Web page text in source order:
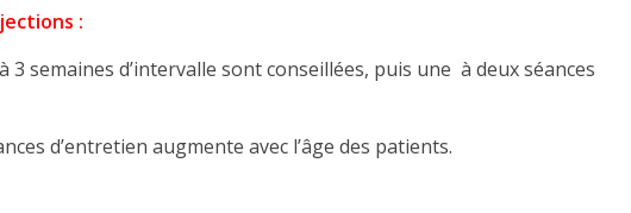
:
3 semaines d’intervalle sont conseillées, puis une à deux séances
d’entretien augmente avec l’âge des patients.